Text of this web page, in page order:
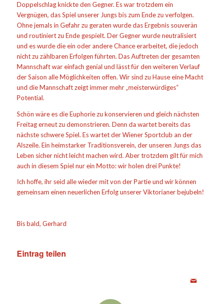
Doppelschlag knickte den Gegner. Es war trotzdem ein
Vergnügen, das Spiel unserer Jungs bis zum Ende zu verfolgen.
Ohne jemals in Gefahr zu geraten wurde das Ergebnis souverän
und routiniert zu Ende gespielt. Der Gegner wurde neutralisiert
und es wurde die ein oder andere Chance erarbeitet, die jedoch
nicht zu zählbaren Erfolgen führten. Das Auftreten der gesamten
Mannschaft war einfach genial und lässt für den weiteren Verlauf
der Saison alle Möglichkeiten offen. Wir sind zu Hause eine Macht
und die Mannschaft zeigt immer mehr „meisterwürdiges“
Potential.
Schön wäre es die Euphorie zu konservieren und gleich nächsten
Freitag erneut zu demonstrieren. Denn da wartet bereits das
nächste schwere Spiel. Es wartet der Wiener Sportclub an der
Alszeile. Ein heimstarker Traditionsverein, der unseren Jungs das
Leben sicher nicht leicht machen wird. Aber trotzdem gilt für mich
auch in diesem Spiel nur ein Motto: wir holen drei Punkte!
Ich hoffe, ihr seid alle wieder mit von der Partie und wir können
gemeinsam einen neuerlichen Erfolg unserer Viktorianer bejubeln!
Bis bald, Gerhard
Eintrag teilen